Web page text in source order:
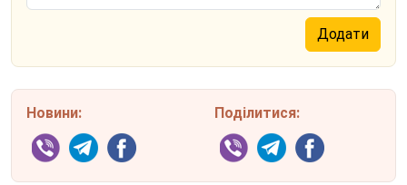
Новини: Поділитися: